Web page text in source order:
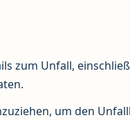
zum Unfall,
um den